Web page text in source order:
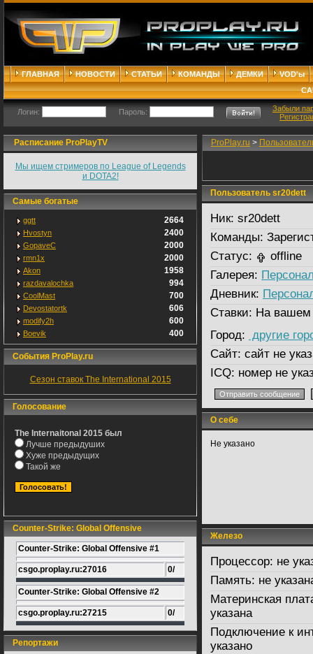
ГЛАВНАЯ НОВОСТИ СТАТЬИ КОМАНДЫ ДЕМКИ
VOD'ы
Логин: Пароль:
Забыли
Расписание ProPlayTV
Мы ищем стримеров по League of Legends
и DOTA2!
Самые богатые
ggtt 2664
Hvostyn 2400
GopaveC 2000
rmn1x 2000
Akon 1958
razdavalochka 994
CoolMast 700
Devostatortk 606
modify2h 600
Boevik 400
События ProPlay.ru
Сезон ставок The International 2015
Голосование
The Internaitonal 2015 был
Лучше предыдуших
Хуже предыдущих
Такой же
Counter-Strike: Global Offensive
Counter-Strike: Global Offensive #1
csgo.proplay.ru:27016 0/
Counter-Strike: Global Offensive #2
csgo.proplay.ru:27215 0/
Репортажи
ProPlay.ru >
Пользователь sr20dett
Ник: sr20dett
Команды:
Статус:
offline
Галерея:
Дневник:
Ставки: На вашем
Город: другие
Сайт: сайт не
ICQ: номер не
О себе
Не указано
Железо
Процессор: не
Память: не
Материнская
указана
Подключение к
указано